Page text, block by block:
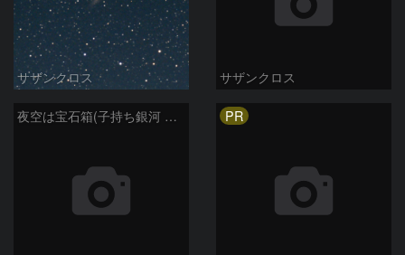
サザンクロス サザンクロス
夜空は宝石箱(子持ち銀河 M51) Seestar50 PR